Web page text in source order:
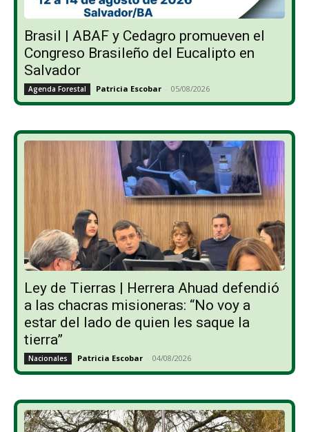
Brasil | ABAF y Cedagro promueven el
Congreso Brasileño del Eucalipto en
Salvador
Agenda Forestal Patricia Escobar - 05/08/2026
Ley de Tierras | Herrera Ahuad defendió
a las chacras misioneras: “No voy a
estar del lado de quien les saque la
tierra”
Nacionales Patricia Escobar - 04/08/2026